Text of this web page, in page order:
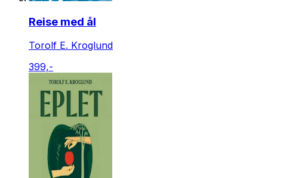
Reise med ål
Torolf E. Kroglund
399,-